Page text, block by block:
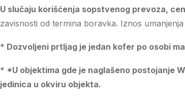
U slučaju korišćenja sopstvenog prevoza,
zavisnosti od termina boravka. Iznos
* Dozvoljeni prtljag je jedan kofer po osobi
* *U objektima gde je naglašeno postojanje
jedinica u okviru objekta.